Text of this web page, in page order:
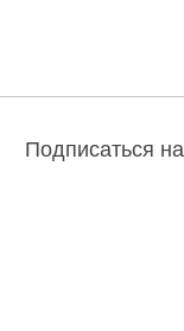
Подписаться